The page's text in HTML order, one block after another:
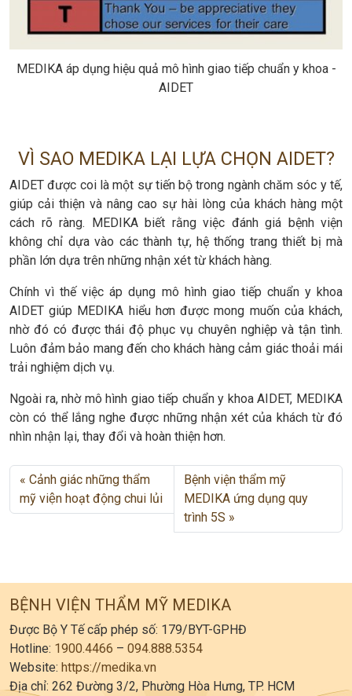
MEDIKA áp dụng hiệu quả mô hình giao tiếp chuẩn y khoa -
AIDET
VÌ SAO MEDIKA LẠI LỰA CHỌN AIDET?
AIDET được coi là một sự tiến bộ trong ngành chăm sóc y tế,
giúp cải thiện và nâng cao sự hài lòng của khách hàng một
cách rõ ràng. MEDIKA biết rằng việc đánh giá bệnh viện
không chỉ dựa vào các thành tự, hệ thống trang thiết bị mà
phần lớn dựa trên những nhận xét từ khách hàng.
Chính vì thế việc áp dụng mô hình giao tiếp chuẩn y khoa
AIDET giúp MEDIKA hiểu hơn được mong muốn của khách,
nhờ đó có được thái độ phục vụ chuyên nghiệp và tận tình.
Luôn đảm bảo mang đến cho khách hàng cảm giác thoải mái
trải nghiệm dịch vụ.
Ngoài ra, nhờ mô hình giao tiếp chuẩn y khoa AIDET, MEDIKA
còn có thể lắng nghe được những nhận xét của khách từ đó
nhìn nhận lại, thay đổi và hoàn thiện hơn.
Cảnh giác những thẩm
mỹ viện hoạt động chui lủi
Bệnh viện thẩm mỹ
MEDIKA ứng dụng quy
trình 5S
BỆNH VIỆN THẨM MỸ MEDIKA
Được Bộ Y Tế cấp phép số: 179/BYT-GPHĐ
Hotline: 1900.4466 – 094.888.5354
Website: https://medika.vn
Địa chỉ: 262 Đường 3/2, Phường Hòa Hưng, TP. HCM